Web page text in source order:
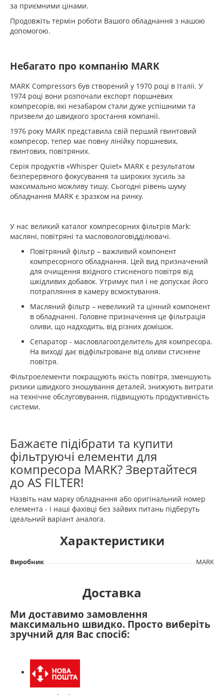
за приємними цінами.
Продовжіть термін роботи Вашого обладнання з нашою
допомогою.
Небагато про компанію MARK
MARK Compressors був створений у 1970 році в Італії. У
1974 році вони розпочали експорт поршневих
компресорів, які незабаром стали дуже успішними та
призвели до швидкого зростання компанії.
1976 року MARK представила свій перший гвинтовий
компресор, тепер має повну лінійку поршневих,
гвинтових, повітряних.
Серія продуктів «Whisper Quiet» MARK є результатом
безперервного фокусування та широких зусиль за
максимально можливу тишу. Сьогодні рівень шуму
обладнання MARK є зразком на ринку.
У нас великий каталог компресорних фільтрів Mark:
масляні, повітряні та масловологовідділювачі.
Повітряний фільтр – важливий компонент
компресорного обладнання. Цей вид призначений
для очищення вхідного стисненого повітря від
шкідливих добавок. Утримує пил і не допускає його
потрапляння в камеру всмоктування.
Масляний фільтр – невеликий та цінний компонент
в обладнанні. Головне призначення це фільтрація
оливи, що надходить, від різних домішок.
Сепаратор - масловлагоотделитель для компресора.
На виході дає відфільтроване від оливи стиснене
повітря.
Фільтроелементи покращують якість повітря, зменшують
ризики швидкого зношування деталей, знижують витрати
на технічне обслуговування, підвищують продуктивність
системи.
Бажаєте підібрати та купити
фільтруючі елементи для
компресора MARK? Звертайтеся
до AS FILTER!
Назвіть нам марку обладнання або оригінальний номер
елемента - і наші фахівці без зайвих питань підберуть
ідеальний варіант аналога.
Характеристики
Виробник MARK
Доставка
Ми доставимо замовлення
максимально швидко. Просто виберіть
зручний для Вас спосіб: